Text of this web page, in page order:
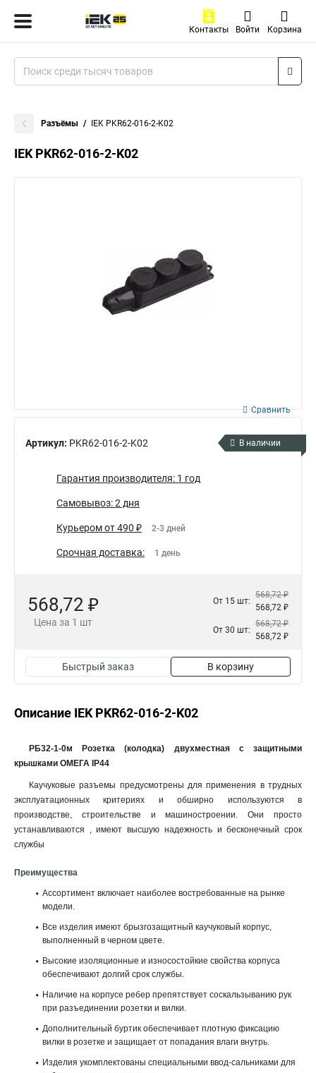
Контакты Войти Корзина
Разъёмы IEK PKR62-016-2-K02
IEK PKR62-016-2-K02
Артикул: PKR62-016-2-K02
Сравнить
В наличии
Гарантия производителя: 1 год
Самовывоз: 2 дня
Курьером от 490 ₽ 2-3 дней
Срочная доставка: 1 день
568,72 ₽
Цена за 1 шт
От 15 шт:
568,72 ₽
568,72 ₽
От 30 шт:
568,72 ₽
568,72 ₽
Быстрый заказ В корзину
Описание IEK PKR62-016-2-K02
РБ32-1-0м Розетка (колодка) двухместная с защитными
крышками ОМЕГА IP44
Каучуковые разъемы предусмотрены для применения в трудных
эксплуатационных критериях и обширно используются в
производстве, строительстве и машиностроении. Они просто
устанавливаются , имеют высшую надежность и бесконечный срок
службы
Преимущества
Ассортимент включает наиболее востребованные на рынке
модели.
Все изделия имеют брызгозащитный каучуковый корпус,
выполненный в черном цвете.
Высокие изоляционные и износостойкие свойства корпуса
обеспечивают долгий срок службы.
Наличие на корпусе ребер препятствует соскальзыванию рук
при разъединении розетки и вилки.
Дополнительный буртик обеспечивает плотную фиксацию
вилки в розетке и защищает от попадания влаги внутрь.
Изделия укомплектованы специальными ввод-сальниками для